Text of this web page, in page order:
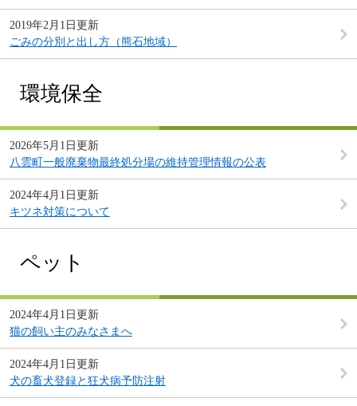
2019年2月1日更新
ごみの分別と出し方（熊石地域）
環境保全
2026年5月1日更新
八雲町一般廃棄物最終処分場の維持管理情報の公表
2024年4月1日更新
キツネ対策について
ペット
2024年4月1日更新
猫の飼い主のみなさまへ
2024年4月1日更新
犬の畜犬登録と狂犬病予防注射